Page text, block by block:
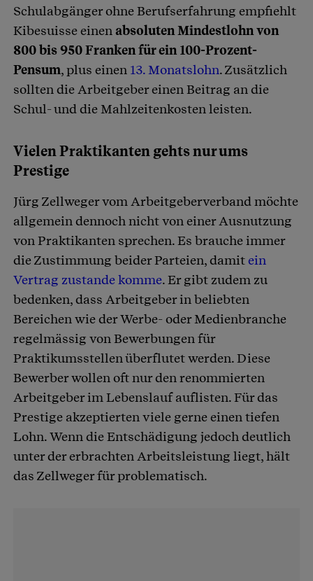
Schulabgänger ohne Berufserfahrung empfiehlt
Kibesuisse einenabsoluten Mindestlohn von
800 bis 950 Franken für ein 100-Prozent-
Pensum, plus einen 13. Monatslohn. Zusätzlich
sollten die Arbeitgeber einen Beitrag an die
Schul- und die Mahlzeitenkosten leisten.
Vielen Praktikanten gehts nur ums
Prestige
Jürg Zellweger vom Arbeitgeberverband möchte
allgemein dennoch nicht von einer Ausnutzung
von Praktikanten sprechen. Es brauche immer
die Zustimmung beider Parteien, damitein
Vertrag zustande komme. Er gibt zudem zu
bedenken, dass Arbeitgeber in beliebten
Bereichen wie der Werbe- oder Medienbranche
regelmässig von Bewerbungen für
Praktikumsstellen überflutet werden. Diese
Bewerber wollen oft nur den renommierten
Arbeitgeber im Lebenslauf auflisten. Für das
Prestige akzeptierten viele gerne einen tiefen
Lohn. Wenn die Entschädigung jedoch deutlich
unter der erbrachten Arbeitsleistung liegt, hält
das Zellweger für problematisch.